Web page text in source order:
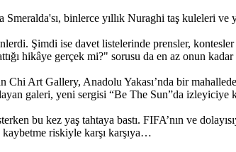
binlerce yıllık Nuraghi taş kuleleri ve
Şimdi ise davet listelerinde prensler,
hikâye gerçek mi?" sorusu da en az onun
Chi Art Gallery, Anadolu Yakası’nda bir
galeri, yeni sergisi “Be The Sun”da izleyiciye
bu kez yaş tahtaya bastı. FIFA’nın ve
riskiyle karşı karşıya…